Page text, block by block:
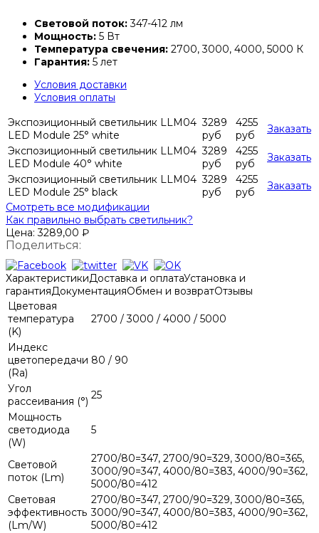
Световой поток:347-412 лм
Мощность: 5 Вт
Температура свечения: 2700, 3000, 4000, 5000 К
Гарантия: 5 лет
Условия доставки
Условия оплаты
Экспозиционный светильник LLM04
LED Module 25° white
3289
руб
4255
руб
Заказать
Экспозиционный светильник LLM04
LED Module 40° white
3289
руб
4255
руб
Заказать
Экспозиционный светильник LLM04
LED Module 25° black
3289
руб
4255
руб
Заказать
Смотреть все модификации
Как правильно выбрать светильник?
Цена:3289,00 ₽
Поделиться:
ХарактеристикиДоставка и оплатаУстановка и
гарантияДокументацияОбмен и возвратОтзывы
Цветовая
температура
(K)
2700 / 3000 / 4000 / 5000
Индекс
цветопередачи
(Ra)
80 / 90
Угол
рассеивания (°) 25
Мощность
светодиода
(W)
5
Световой
поток (Lm)
2700/80=347, 2700/90=329, 3000/80=365,
3000/90=347, 4000/80=383, 4000/90=362,
5000/80=412
Световая
эффективность
(Lm/W)
2700/80=347, 2700/90=329, 3000/80=365,
3000/90=347, 4000/80=383, 4000/90=362,
5000/80=412